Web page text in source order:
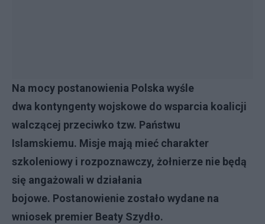
Na mocy postanowienia Polska wyśle
dwa kontyngenty wojskowe do wsparcia koalicji
walczącej przeciwko tzw. Państwu
Islamskiemu. Misje mają mieć charakter
szkoleniowy i rozpoznawczy, żołnierze nie będą
się angażowali w działania
bojowe. Postanowienie zostało wydane na
wniosek premier Beaty Szydło.